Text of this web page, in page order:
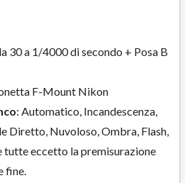
30 a 1/4000 di secondo + Posa B
F-Mount Nikon
: Automatico, Incandescenza,
Diretto, Nuvoloso, Ombra, Flash,
tutte eccetto la premisurazione
fine.